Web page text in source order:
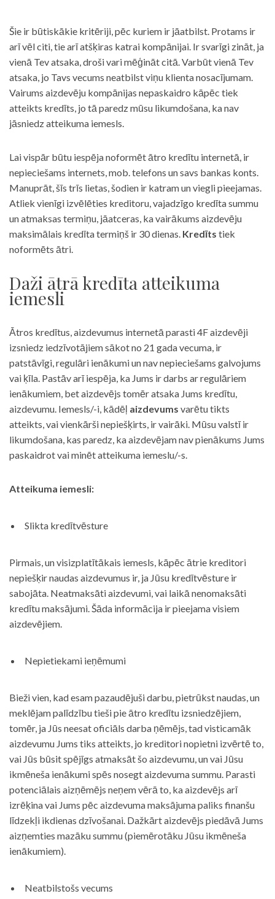
Šie ir būtiskākie kritēriji, pēc kuriem ir jāatbilst. Protams ir
arī vēl citi, tie arī atšķiras katrai kompānijai. Ir svarīgi zināt, ja
vienā Tev atsaka, droši vari mēģināt citā. Varbūt vienā Tev
atsaka, jo Tavs vecums neatbilst viņu klienta nosacījumam.
Vairums aizdevēju kompānijas nepaskaidro kāpēc tiek
atteikts kredīts, jo tā paredz mūsu likumdošana, ka nav
jāsniedz atteikuma iemesls.
Lai vispār būtu iespēja noformēt ātro kredītu internetā, ir
nepieciešams internets, mob. telefons un savs bankas konts.
Manuprāt, šīs trīs lietas, šodien ir katram un viegli pieejamas.
Atliek vienīgi izvēlēties kreditoru, vajadzīgo kredīta summu
un atmaksas termiņu, jāatceras, ka vairākums aizdevēju
maksimālais kredīta termiņš ir 30 dienas. Kredīts tiek
noformēts ātri.
Daži ātrā kredīta atteikuma
iemesli
Ātros kredītus, aizdevumus internetā parasti 4F aizdevēji
izsniedz iedzīvotājiem sākot no 21 gada vecuma, ir
patstāvīgi, regulāri ienākumi un nav nepieciešams galvojums
vai ķīla. Pastāv arī iespēja, ka Jums ir darbs ar regulāriem
ienākumiem, bet aizdevējs tomēr atsaka Jums kredītu,
aizdevumu. Iemesls/-i, kādēļ aizdevums varētu tikts
atteikts, vai vienkārši nepiešķirts, ir vairāki. Mūsu valstī ir
likumdošana, kas paredz, ka aizdevējam nav pienākums Jums
paskaidrot vai minēt atteikuma iemeslu/-s.
Atteikuma iemesli:
Slikta kredītvēsture
Pirmais, un visizplatītākais iemesls, kāpēc ātrie kreditori
nepiešķir naudas aizdevumus ir, ja Jūsu kredītvēsture ir
sabojāta. Neatmaksāti aizdevumi, vai laikā nenomaksāti
kredītu maksājumi. Šāda informācija ir pieejama visiem
aizdevējiem.
Nepietiekami ieņēmumi
Bieži vien, kad esam pazaudējuši darbu, pietrūkst naudas, un
meklējam palīdzību tieši pie ātro kredītu izsniedzējiem,
tomēr, ja Jūs neesat oficiāls darba ņēmējs, tad visticamāk
aizdevumu Jums tiks atteikts, jo kreditori nopietni izvērtē to,
vai Jūs būsit spējīgs atmaksāt šo aizdevumu, un vai Jūsu
ikmēneša ienākumi spēs nosegt aizdevuma summu. Parasti
potenciālais aizņēmējs neņem vērā to, ka aizdevējs arī
izrēķina vai Jums pēc aizdevuma maksājuma paliks finanšu
līdzekļi ikdienas dzīvošanai. Dažkārt aizdevējs piedāvā Jums
aizņemties mazāku summu (piemērotāku Jūsu ikmēneša
ienākumiem).
Neatbilstošs vecums